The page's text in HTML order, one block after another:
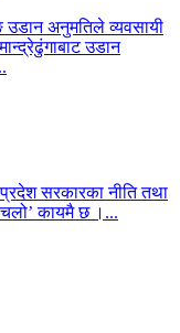
उडान अनुमतिले व्यवसायी
उडान
प्रदेश सरकारका नीति तथा
कायमै छ ।...